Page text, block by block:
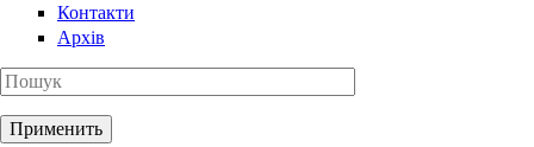
Контакти
Архів